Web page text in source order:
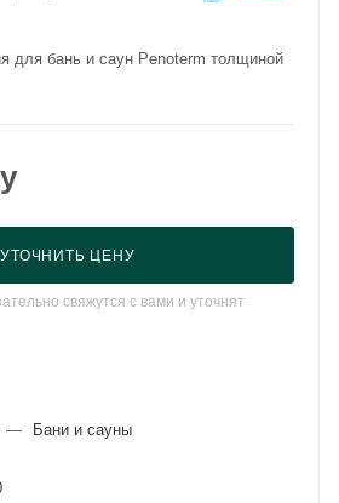
для бань и саун Penoterm толщиной
УТОЧНИТЬ ЦЕНУ
свяжутся с вами и уточнят
—
Бани и сауны